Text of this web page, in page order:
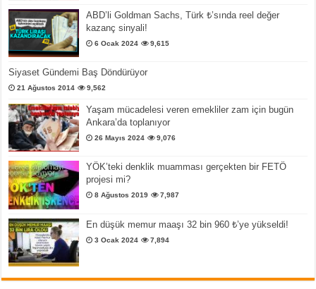
ABD’li Goldman Sachs, Türk ₺’sında reel değer
kazanç sinyali!
6 Ocak 2024 9,615
Siyaset Gündemi Baş Döndürüyor
21 Ağustos 2014 9,562
Yaşam mücadelesi veren emekliler zam için bugün
Ankara’da toplanıyor
26 Mayıs 2024 9,076
YÖK’teki denklik muamması gerçekten bir FETÖ
projesi mi?
8 Ağustos 2019 7,987
En düşük memur maaşı 32 bin 960 ₺’ye yükseldi!
3 Ocak 2024 7,894